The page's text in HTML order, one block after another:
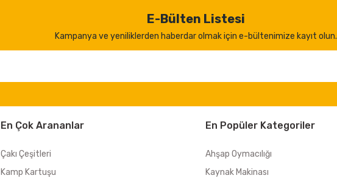
E-Bülten Listesi
Kampanya ve yeniliklerden haberdar olmak için e-bültenimize kayıt olun.
En Çok Arananlar
Çakı Çeşitleri
Kamp Kartuşu
En Popüler Kategoriler
Ahşap Oymacılığı
Kaynak Makinası